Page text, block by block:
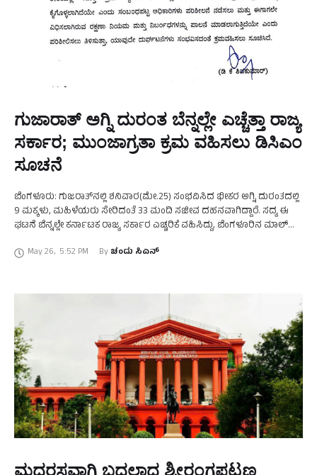
ಗುಜಾರಾತ್‌ ಅಗ್ನಿ ದುರಂತ ಬೆನ್ನಲ್ಲೇ ಎಚ್ಚೆತ್ತಾ ರಾಜ್ಯ
ಸರ್ಕಾರ; ಮುಂಜಾಗ್ರತಾ ಕ್ರಮ ವಹಿಸಲು ಡಿಸಿಎಂ
ಸೂಚನೆ
ಬೆಂಗಳೂರು: ಗುಜರಾತ್‌ನಲ್ಲಿ ಶನಿವಾರ(ಮೇ.25) ಸಂಭವಿಸಿದ ಭೀಕರ ಅಗ್ನಿ ದುರಂತದಲ್ಲಿ
9 ಮಕ್ಕಳು, ಮಹಿಳೆಯರು ಸೇರಿದಂತೆ 33 ಮಂದಿ ಸಜೀವ ದಹನವಾಗಿದ್ದಾರೆ. ಸದ್ಯ ಈ
ಘಟನೆ ಬೆನ್ನಲ್ಲೇ ಕರ್ನಾಟಕ ರಾಜ್ಯ ಸರ್ಕಾರ ಎಚ್ಚರಿಕೆ ವಹಿಸಿದ್ದು, ಬೆಂಗಳೂರಿನ ಮಾಲ್‌
May 26, 5:52 PM By ಚಂದು ಸಿಎನ್
ಮದರಸವಾಗಿ ಬದಲಾದ ಶ್ರೀರಂಗಪಟ್ಟಣ